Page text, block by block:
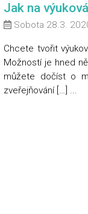
Jak na
Sobota 28.3.
Chcete tvořit
Možností je hned
můžete dočíst o
zveřejňování […] ...